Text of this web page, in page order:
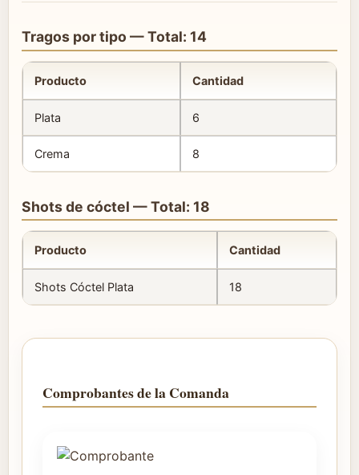
Tragos por tipo — Total: 14
Producto Cantidad
Plata 6
Crema 8
Shots de cóctel — Total: 18
Producto Cantidad
Shots Cóctel Plata 18
Comprobantes de la Comanda